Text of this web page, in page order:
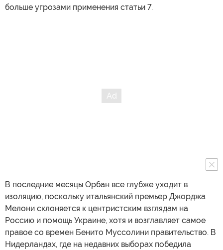
больше угрозами применения статьи 7.
В последние месяцы Орбан все глубже уходит в
изоляцию, поскольку итальянский премьер Джорджа
Мелони склоняется к центристским взглядам на
Россию и помощь Украине, хотя и возглавляет самое
правое со времен Бенито Муссолини правительство. В
Нидерландах, где на недавних выборах победила